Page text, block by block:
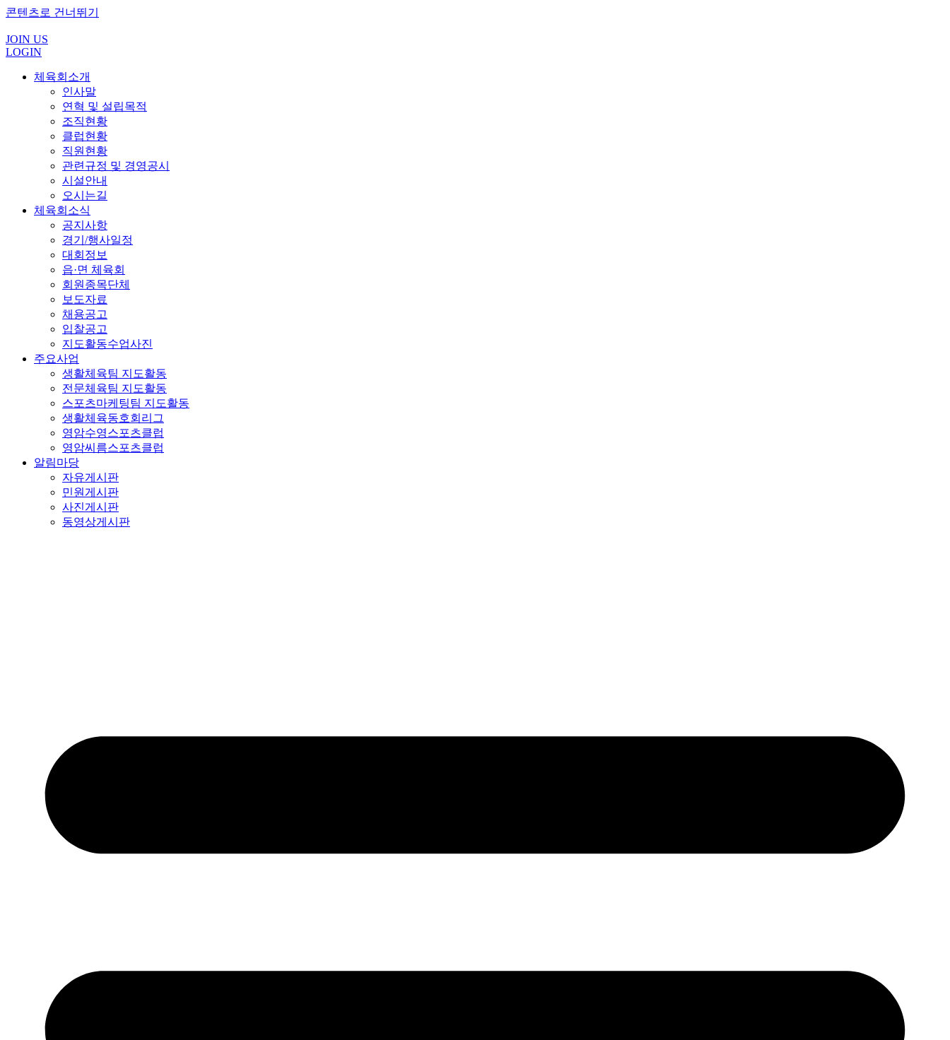
콘텐츠로 건너뛰기
JOIN US
LOGIN
체육회소개
인사말
연혁 및 설립목적
조직현황
클럽현황
직원현황
관련규정 및 경영공시
시설안내
오시는길
체육회소식
공지사항
경기/행사일정
대회정보
읍·면 체육회
회원종목단체
보도자료
채용공고
입찰공고
지도활동수업사진
주요사업
생활체육팀 지도활동
전문체육팀 지도활동
스포츠마케팅팀 지도활동
생활체육동호회리그
영암수영스포츠클럽
영암씨름스포츠클럽
알림마당
자유게시판
민원게시판
사진게시판
동영상게시판